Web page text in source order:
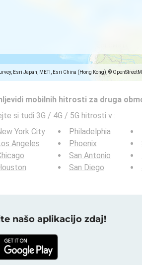
Esri Japan, METI, Esri China (Hong Kong), ©
mobilnih hitrosti za druga
si tudi 3G / 4G / 5G hitrosti v :
York City
Angeles
Philadelphia
Phoenix
San Antonio
San Diego
našo aplikacijo zdaj!